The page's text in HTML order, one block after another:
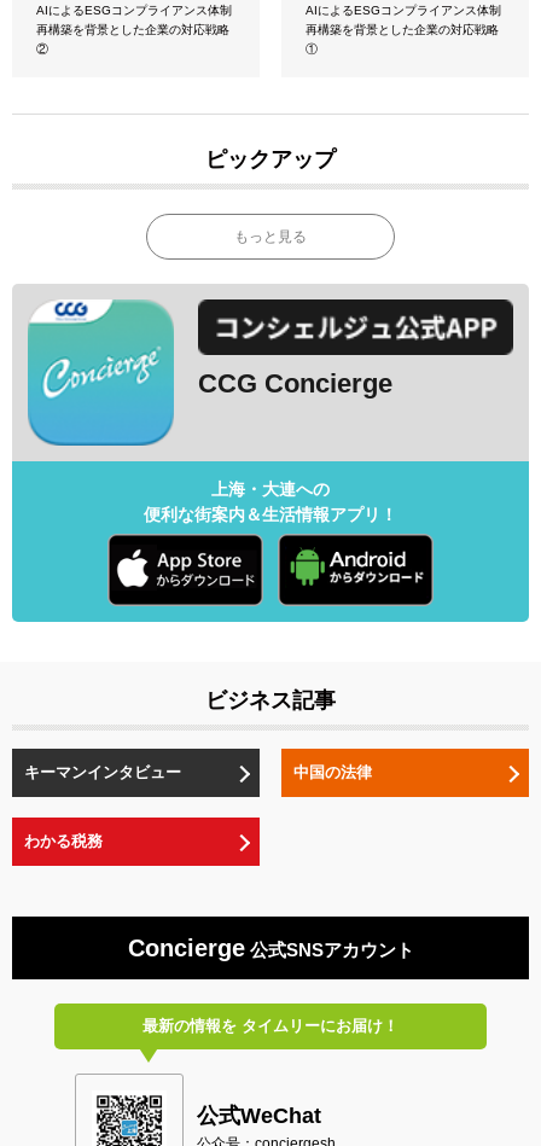
AIによるESGコンプライアンス体制
再構築を背景とした企業の対応戦略
②
AIによるESGコンプライアンス体制
再構築を背景とした企業の対応戦略
①
ピックアップ
もっと見る
CCG Concierge
上海・大連への
便利な街案内＆生活情報アプリ！
ビジネス記事
キーマンインタビュー 中国の法律
わかる税務
Concierge公式SNSアカウント
最新の情報をタイムリーにお届け！
公式WeChat